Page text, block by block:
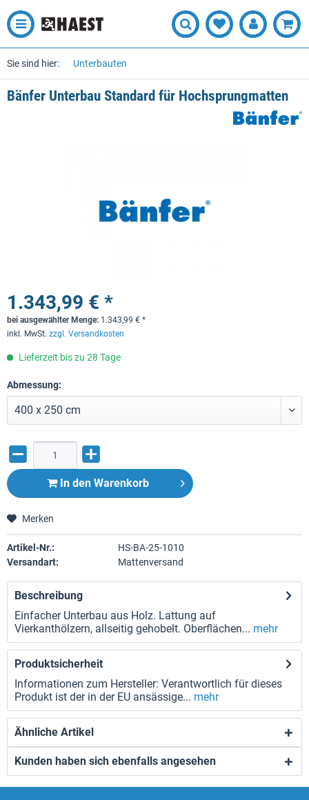
Sie sind hier: Unterbauten
Bänfer Unterbau Standard für Hochsprungmatten
1.343,99 € *
bei ausgewählter Menge: 1.343,99 € *
inkl. MwSt. zzgl. Versandkosten
Lieferzeit bis zu 28 Tage
Abmessung:
In den Warenkorb
Merken
Artikel-Nr.:
HS-BA-25-1010
Versandart:
Mattenversand
Beschreibung
Einfacher Unterbau aus Holz. Lattung auf
Vierkanthölzern, allseitig gehobelt. Oberflächen... mehr
Produktsicherheit
Informationen zum Hersteller: Verantwortlich für dieses
Produkt ist der in der EU ansässige... mehr
Ähnliche Artikel
Kunden haben sich ebenfalls angesehen